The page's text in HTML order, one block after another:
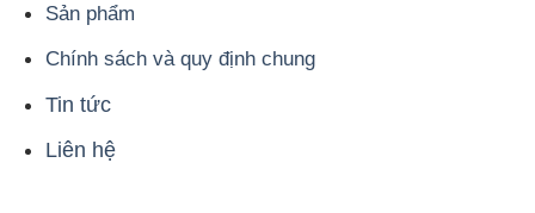
Sản phẩm
Chính sách và quy định chung
Tin tức
Liên hệ